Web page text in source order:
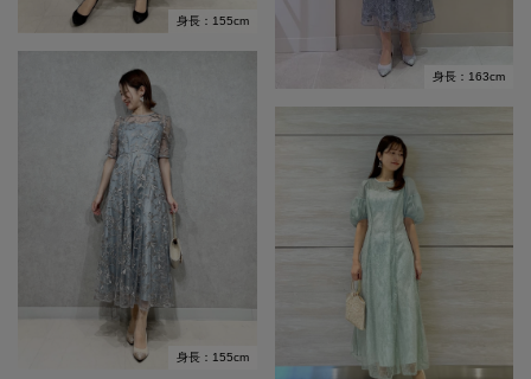
身長：155cm
身長：163cm
身長：155cm